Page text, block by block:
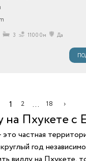
3 11000м Да
1 2 … 18 ›
на Пхукете с
частная
год
виллу на Пхукете,